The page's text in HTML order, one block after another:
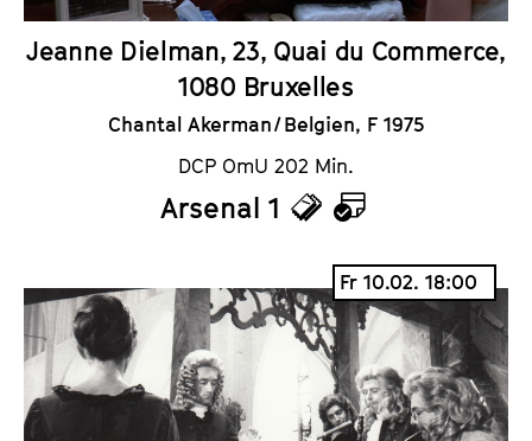
Jeanne Dielman, 23, Quai du Commerce,
1080 Bruxelles
Chantal Akerman / Belgien, F 1975
DCP OmU 202 Min.
Arsenal 1
T
c
k
e
t
K
a
l
e
n
d
Fr 10.02. 18:00